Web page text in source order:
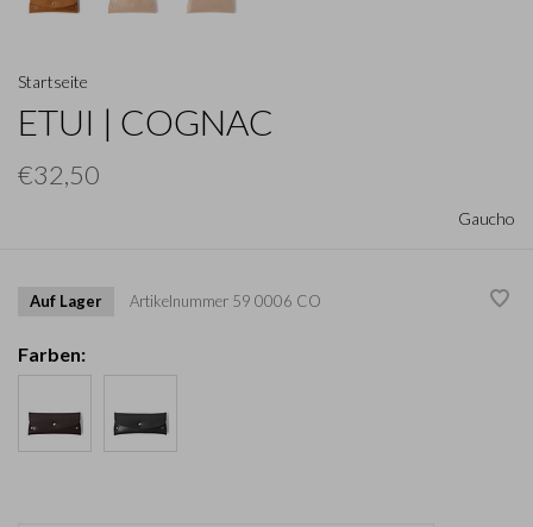
Startseite
ETUI | COGNAC
€32,50
Gaucho
Auf Lager Artikelnummer 59 0006 CO
Farben: